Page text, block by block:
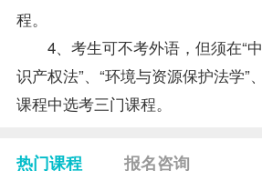
程。
4、考生可不考外语，但须在“中
识产权法”、“环境与资源保护法学”
课程中选考三门课程。
热门课程 报名咨询